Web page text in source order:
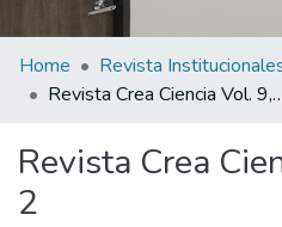
Home Revista
Revista Crea
Revista Crea
2